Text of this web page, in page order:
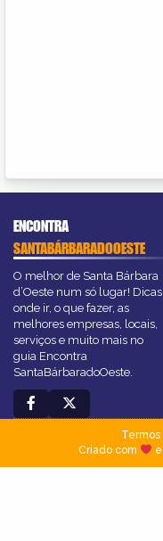
ENCONTRA
SANTABÁRBARADOOESTE
O melhor de Santa Bárbara
d’Oeste num só lugar! Dicas,
onde ir, o que fazer, as
melhores empresas, locais,
serviços e muito mais no
guia Encontra
SantaBárbaradoOeste.
Termos|
Criado com
e